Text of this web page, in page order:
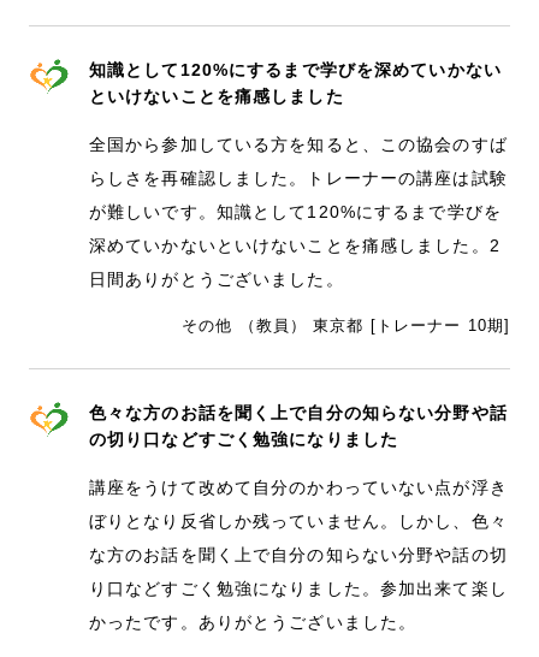
知識として120%にするまで学びを深めていかない
といけないことを痛感しました
全国から参加している方を知ると、この協会のすば
らしさを再確認しました。トレーナーの講座は試験
が難しいです。知識として120%にするまで学びを
深めていかないといけないことを痛感しました。2
日間ありがとうございました。
その他 （教員） 東京都 [トレーナー 10期]
色々な方のお話を聞く上で自分の知らない分野や話
の切り口などすごく勉強になりました
講座をうけて改めて自分のかわっていない点が浮き
ぼりとなり反省しか残っていません。しかし、色々
な方のお話を聞く上で自分の知らない分野や話の切
り口などすごく勉強になりました。参加出来て楽し
かったです。ありがとうございました。